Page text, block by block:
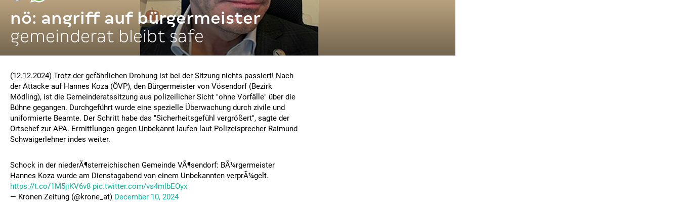
nö: angriff auf bürgermeister
gemeinderat bleibt safe
(12.12.2024) Trotz der gefährlichen Drohung ist bei der Sitzung nichts passiert! Nach
der Attacke auf Hannes Koza (ÖVP), den Bürgermeister von Vösendorf (Bezirk
Mödling), ist die Gemeinderatssitzung aus polizeilicher Sicht "ohne Vorfälle" über die
Bühne gegangen. Durchgeführt wurde eine spezielle Überwachung durch zivile und
uniformierte Beamte. Der Schritt habe das "Sicherheitsgefühl vergrößert", sagte der
Ortschef zur APA. Ermittlungen gegen Unbekannt laufen laut Polizeisprecher Raimund
Schwaigerlehner indes weiter.
Schock in der niederÃ¶sterreichischen Gemeinde VÃ¶sendorf: BÃ¼rgermeister
Hannes Koza wurde am Dienstagabend von einem Unbekannten verprÃ¼gelt.
https://t.co/1M5jiKV6v8 pic.twitter.com/vs4mlbEOyx
— Kronen Zeitung (@krone_at) December 10, 2024